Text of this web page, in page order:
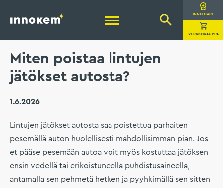
Innokem Oy INNO CARE
VERKKOKAUPPA
Miten poistaa lintujen
jätökset autosta?
1.6.2026
Lintujen jätökset autosta saa poistettua parhaiten
pesemällä auton huolellisesti mahdollisimman pian. Jos
et pääse pesemään autoa voit myös kostuttaa jätöksen
ensin vedellä tai erikoistuneella puhdistusaineella,
antamalla sen pehmetä hetken ja pyyhkimällä sen sitten